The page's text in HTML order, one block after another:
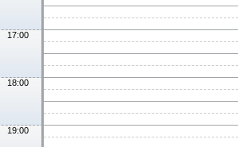
17:00
18:00
19:00